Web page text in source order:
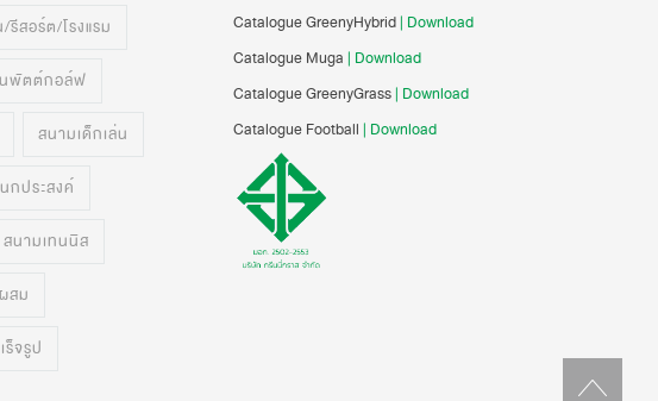
สอร์ต/โรงแรม
พัตต์กอล์ฟ
สนามเด็กเล่น
กประสงค์
สนามเทนนิส
สม
จรูป
Catalogue GreenyHybrid| Download
Catalogue Muga | Download
Catalogue GreenyGrass| Download
Catalogue Football | Download